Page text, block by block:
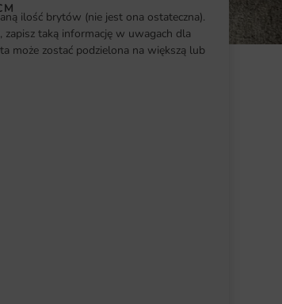
ilość brytów (nie jest ona ostateczna).
taką informację w uwagach dla
może zostać podzielona na większą lub